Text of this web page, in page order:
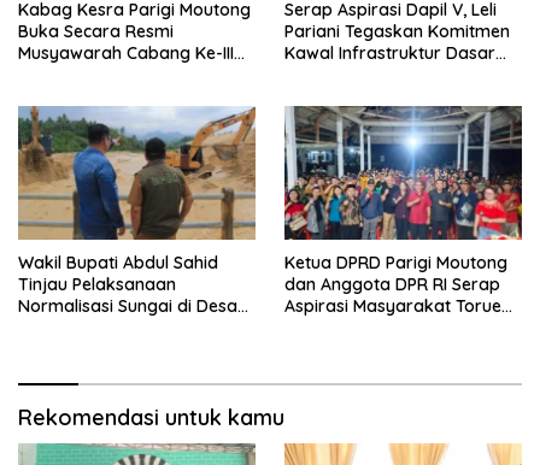
Kabag Kesra Parigi Moutong
Buka Secara Resmi
Musyawarah Cabang Ke-III
Serap Aspirasi Dapil V, Leli
Pariani Tegaskan Komitmen
Kawal Infrastruktur Dasar
Wakil Bupati Abdul Sahid
Tinjau Pelaksanaan
Normalisasi Sungai di Desa
Ketua DPRD Parigi Moutong
dan Anggota DPR RI Serap
Aspirasi Masyarakat Torue
Rekomendasi untuk kamu